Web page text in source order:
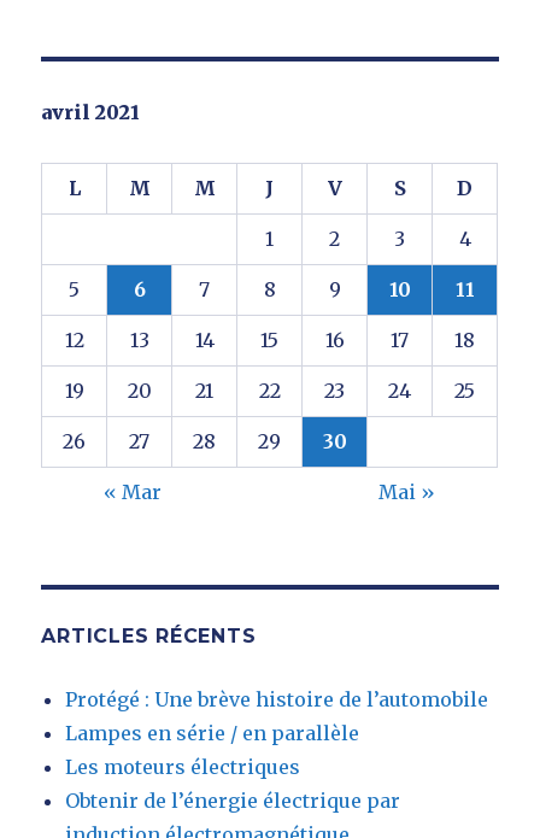
avril 2021
L M M J V S D
1 2 3 4
5 6 7 8 9 10 11
12 13 14 15 16 17 18
19 20 21 22 23 24 25
26 27 28 29 30
« Mar Mai »
ARTICLES RÉCENTS
Protégé : Une brève histoire de l’automobile
Lampes en série / en parallèle
Les moteurs électriques
Obtenir de l’énergie électrique par